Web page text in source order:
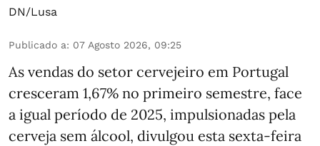
DN/Lusa
Publicado a: 07 Agosto 2026, 09:25
As vendas do setor cervejeiro em Portugal
cresceram 1,67% no primeiro semestre, face
a igual período de 2025, impulsionadas pela
cerveja sem álcool, divulgou esta sexta-feira